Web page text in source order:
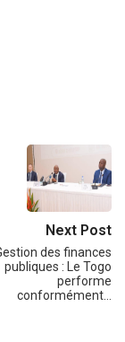
Next Post
des finances
publiques : Le Togo
performe
conformément…